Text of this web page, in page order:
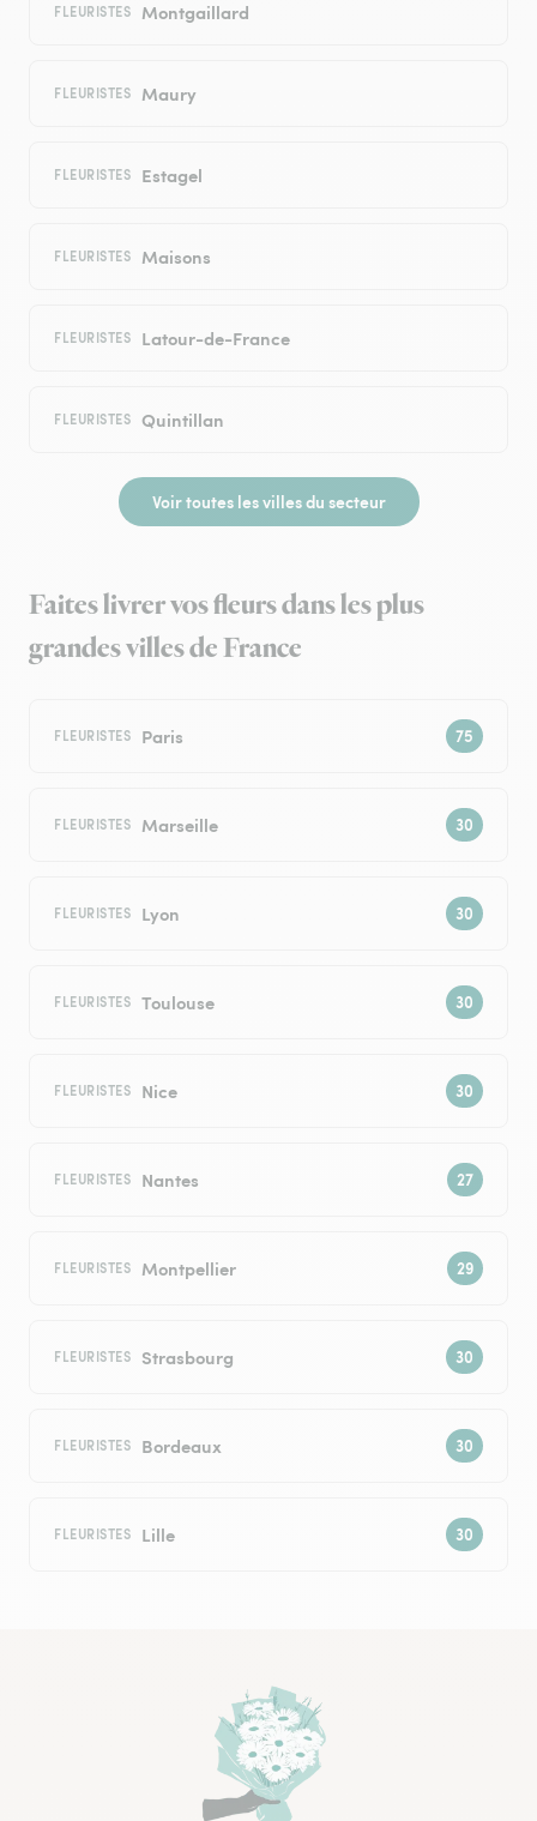
FLEURISTES Montgaillard
FLEURISTES Maury
FLEURISTES Estagel
FLEURISTES Maisons
FLEURISTES Latour-de-France
FLEURISTES Quintillan
Voir toutes les villes du secteur
Faites livrer vos fleurs dans les plus
grandes villes de France
FLEURISTES Paris
FLEURISTES Marseille
FLEURISTES Lyon
FLEURISTES Toulouse
FLEURISTES Nice
FLEURISTES Nantes
FLEURISTES Montpellier
FLEURISTES Strasbourg
FLEURISTES Bordeaux
FLEURISTES Lille